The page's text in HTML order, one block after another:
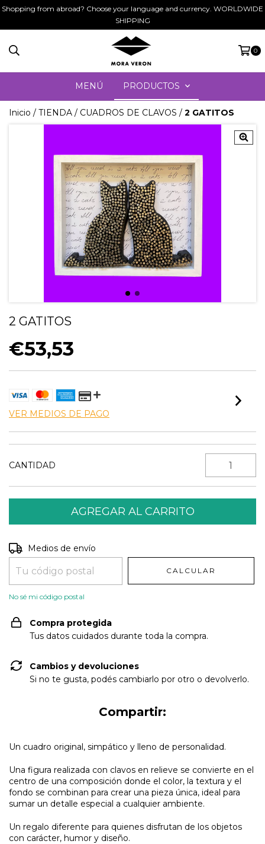
Shopping from abroad? Choose your language and currency. WORLDWIDE
SHIPPING
0
MENÚ PRODUCTOS
Inicio / TIENDA / CUADROS DE CLAVOS / 2 GATITOS
2 GATITOS
€53,53
VER MEDIOS DE PAGO
CANTIDAD
Entregas para el CP:
Medios de envío
CALCULAR
No sé mi código postal
Compra protegida
Tus datos cuidados durante toda la compra.
Cambios y devoluciones
Si no te gusta, podés cambiarlo por otro o devolverlo.
Compartir:
Un cuadro original, simpático y lleno de personalidad.
Una figura realizada con clavos en relieve se convierte en el
centro de una composición donde el color, la textura y el
fondo se combinan para crear una pieza única, ideal para
sumar un detalle especial a cualquier ambiente.
Un regalo diferente para quienes disfrutan de los objetos
con carácter, humor y diseño.